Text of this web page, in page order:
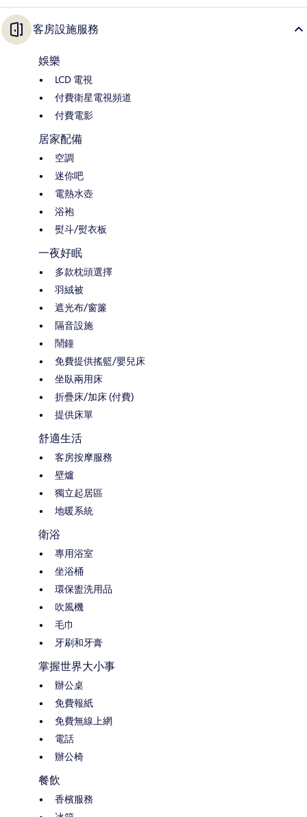
客房設施服務
娛樂
LCD 電視
付費衛星電視頻道
付費電影
居家配備
空調
迷你吧
電熱水壺
浴袍
熨斗/熨衣板
一夜好眠
多款枕頭選擇
羽絨被
遮光布/窗簾
隔音設施
鬧鐘
免費提供搖籃/嬰兒床
坐臥兩用床
折疊床/加床 (付費)
提供床單
舒適生活
客房按摩服務
壁爐
獨立起居區
地暖系統
衛浴
專用浴室
坐浴桶
環保盥洗用品
吹風機
毛巾
牙刷和牙膏
掌握世界大小事
辦公桌
免費報紙
免費無線上網
電話
辦公椅
餐飲
香檳服務